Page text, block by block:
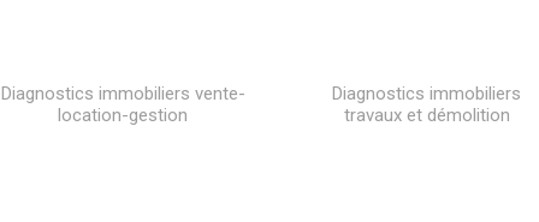
Diagnostics immobiliers vente-
location-gestion
Diagnostics immobiliers
travaux et démolition